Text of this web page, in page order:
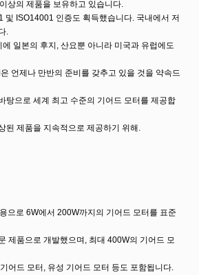
상의 제품을 보유하고 있습니다.
및 ISO14001 인증도 획득했습니다. 국내에서 저
.
일본의 후지, 산요뿐 아니라 미국과 유럽에도
언제나 만반의 준비를 갖추고 있을 것을 약속드
탕으로 세계 최고 수준의 기어드 모터를 제공합
된 제품을 지속적으로 제공하기 위해.
으로 6W에서 200W까지의 기어드 모터를 표준
제품으로 개발했으며, 최대 400W의 기어드 모
어드 모터, 유성 기어드 모터 등도 포함됩니다.